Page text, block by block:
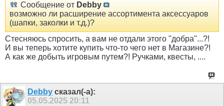
Сообщение от Debby
возможно ли расширение ассортимента аксессуаров
(шапки, заколки и т.д.)?
Стесняюсь спросить, а вам не отдали этого "добра"...?!
И вы теперь хотите купить что-то чего нет в Магазине?!
А как же добыть игровым путем?! Ручками, квесты, ....
Debby сказал(-а):
05.05.2025 20:11